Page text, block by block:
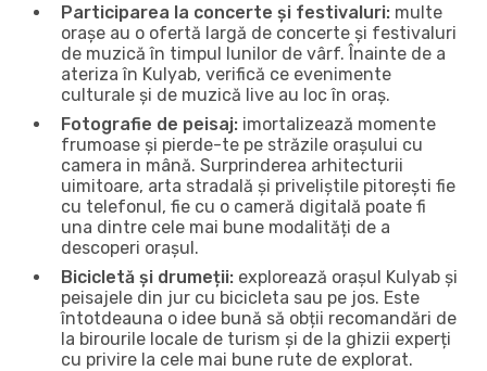
Participarea la concerte și festivaluri: multe
orașe au o ofertă largă de concerte și festivaluri
de muzică în timpul lunilor de vârf. Înainte de a
ateriza în Kulyab, verifică ce evenimente
culturale și de muzică live au loc în oraș.
Fotografie de peisaj: imortalizează momente
frumoase și pierde-te pe străzile orașului cu
camera in mână. Surprinderea arhitecturii
uimitoare, arta stradală și priveliștile pitorești fie
cu telefonul, fie cu o cameră digitală poate fi
una dintre cele mai bune modalități de a
descoperi orașul.
Bicicletă și drumeții: explorează orașul Kulyab și
peisajele din jur cu bicicleta sau pe jos. Este
întotdeauna o idee bună să obții recomandări de
la birourile locale de turism și de la ghizii experți
cu privire la cele mai bune rute de explorat.